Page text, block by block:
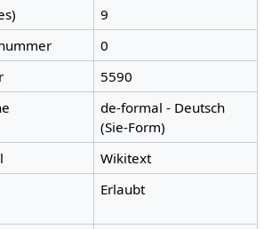
9
0
5590
de-formal - Deutsch
(Sie-Form)
Wikitext
Erlaubt